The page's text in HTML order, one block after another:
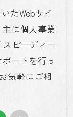
たWebサイ
主に個人事業
ピーディー
ートを行っ
気軽にご相